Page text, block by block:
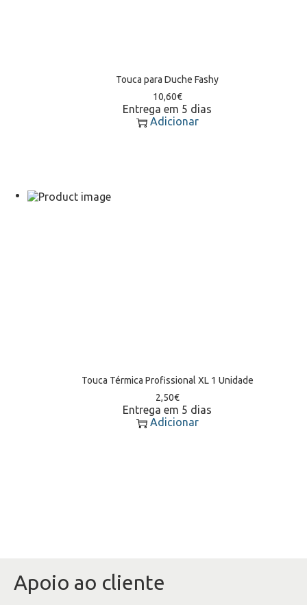
Touca para Duche Fashy
10,60€
Entrega em 5 dias
Adicionar
Touca Térmica Profissional XL 1 Unidade
2,50€
Entrega em 5 dias
Adicionar
Apoio ao cliente